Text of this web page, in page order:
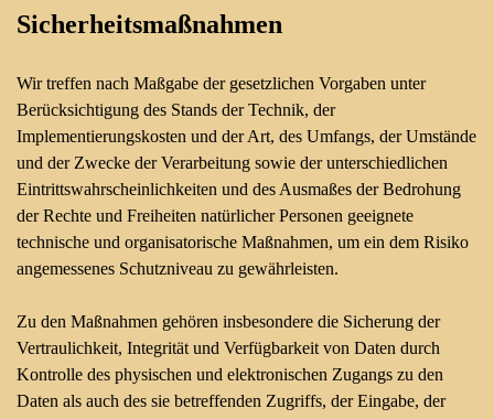
Sicherheitsmaßnahmen
Wir treffen nach Maßgabe der gesetzlichen Vorgaben unter
Berücksichtigung des Stands der Technik, der
Implementierungskosten und der Art, des Umfangs, der Umstände
und der Zwecke der Verarbeitung sowie der unterschiedlichen
Eintrittswahrscheinlichkeiten und des Ausmaßes der Bedrohung
der Rechte und Freiheiten natürlicher Personen geeignete
technische und organisatorische Maßnahmen, um ein dem Risiko
angemessenes Schutzniveau zu gewährleisten.
Zu den Maßnahmen gehören insbesondere die Sicherung der
Vertraulichkeit, Integrität und Verfügbarkeit von Daten durch
Kontrolle des physischen und elektronischen Zugangs zu den
Daten als auch des sie betreffenden Zugriffs, der Eingabe, der